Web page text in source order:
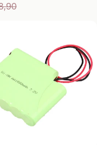
al carrello